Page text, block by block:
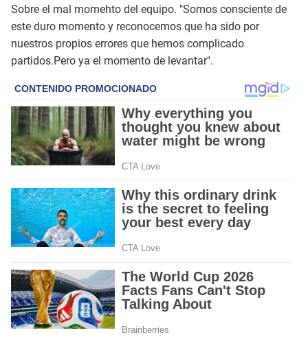
Sobre el mal momehto del equipo. "Somos consciente de
este duro momento y reconocemos que ha sido por
nuestros propios errores que hemos complicado
partidos.Pero ya el momento de levantar".